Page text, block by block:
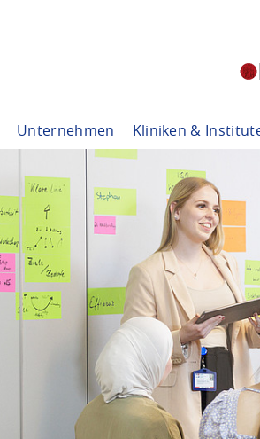
Unternehmen Kliniken &